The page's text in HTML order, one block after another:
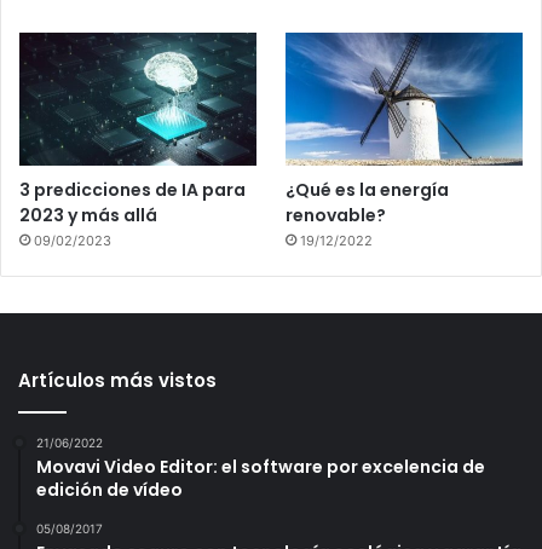
3 predicciones de IA para
2023 y más allá
09/02/2023
¿Qué es la energía
renovable?
19/12/2022
Artículos más vistos
21/06/2022
Movavi Video Editor: el software por excelencia de
edición de vídeo
05/08/2017